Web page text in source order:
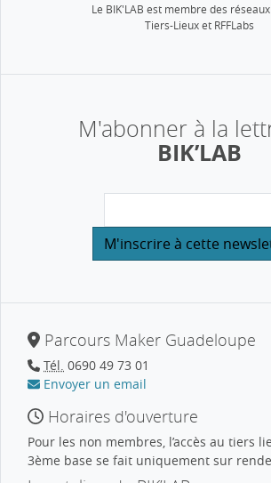
Le BIK'LAB est membre des
Tiers-Lieux et RFFLabs
M'abonner à la
BIK’LAB
Parcours Maker Guadeloupe
Tél. 0690 49 73 01
Envoyer un email
Horaires d'ouverture
Pour les non membres, l’accès au tiers
3ème base se fait uniquement sur